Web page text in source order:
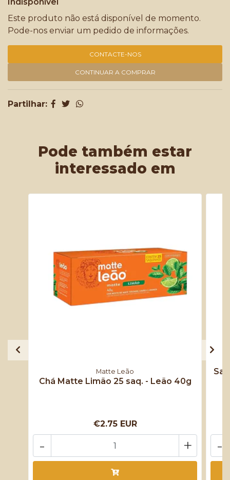
Este produto não está disponível de momento.
Pode-nos enviar um pedido de informações.
CONTACTE-NOS
CONTINUAR A COMPRAR
Partilhar:
Pode também estar
interessado em
Matte Leão
Chá Matte Limão 25 saq. - Leão 40g
€2.75 EUR
+
- -